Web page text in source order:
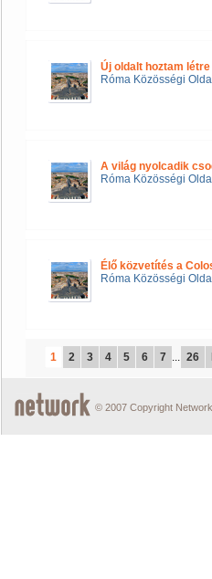
Új oldalt hoztam
Róma Közösségi
A világ nyolcadik
Róma Közösségi
Élő közvetítés a
Róma Közösségi
1 2 3 4 5 6 7 ... 26
© 2007 Copyright